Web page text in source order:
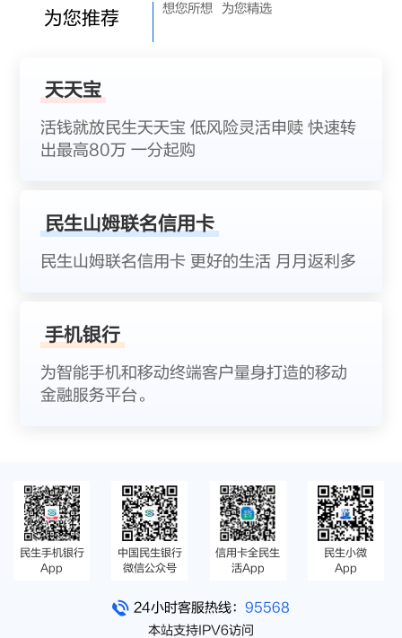
为您推荐 想您所想 为您精选
天天宝
活钱就放民生天天宝 低风险灵活申赎 快速转
出最高80万 一分起购
民生山姆联名信用卡
民生山姆联名信用卡 更好的生活 月月返利多
手机银行
为智能手机和移动终端客户量身打造的移动
金融服务平台。
民生手机银行
App
中国民生银行
微信公众号
信用卡全民生
活App
民生小微
App
24小时客服热线： 95568
本站支持IPV6访问